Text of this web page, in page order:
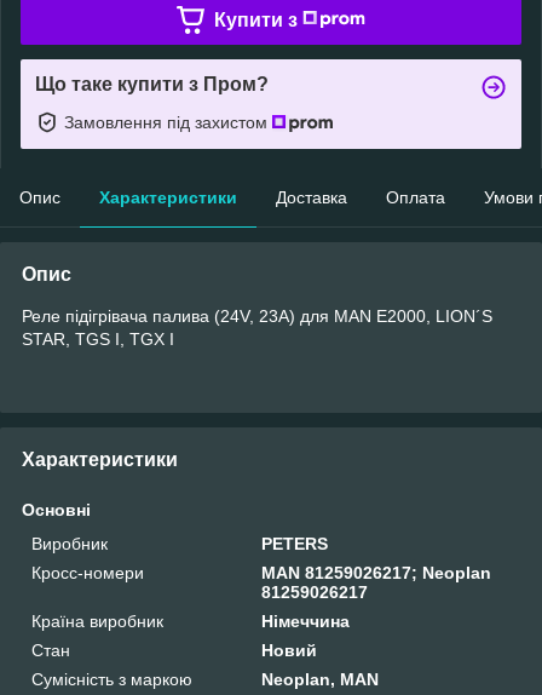
Купити з
Що таке купити з Пром?
Замовлення під захистом
Опис Характеристики Доставка Оплата Умови
Опис
Реле підігрівача палива (24V, 23A) для MAN E2000, LION´S
STAR, TGS I, TGX I
Характеристики
Основні
Виробник
PETERS
Кросс-номери
MAN 81259026217; Neoplan
81259026217
Країна виробник
Німеччина
Стан
Новий
Сумісність з маркою
Neoplan, MAN